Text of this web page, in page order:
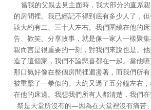
當我的父親去見主面時，我大部分的直系
的房間裡。我已經記不得到底有多少人了，
該大約有二、三十人左右。我們圍繞在他的
告、歡笑、分享故事，就是像一家人一樣聚
親而言是很重要的一刻，對我們來說也是。
造了這個家，我們不論悲喜都在一起。當他嚥
那口氣好像在整個房間裡迴盪著，而我們所
被重擊了一拳似的。大約又過了五分鐘左右
在他的床邊。我想我們所有人都清楚，我們
祭是天堂所沒有的—因為在天堂裡沒有痛苦